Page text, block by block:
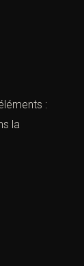
:
la